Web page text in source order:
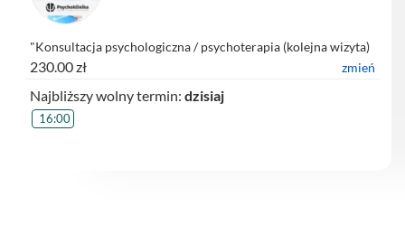
"Konsultacja psychologiczna / psychoterapia (kolejna wizyta)
230.00 zł zmień
Najbliższy wolny termin: dzisiaj
16:00